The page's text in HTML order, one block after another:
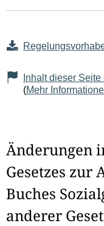
Inhalt dieser Seite
(Mehr
Änderungen
Gesetzes zur
Buches
anderer